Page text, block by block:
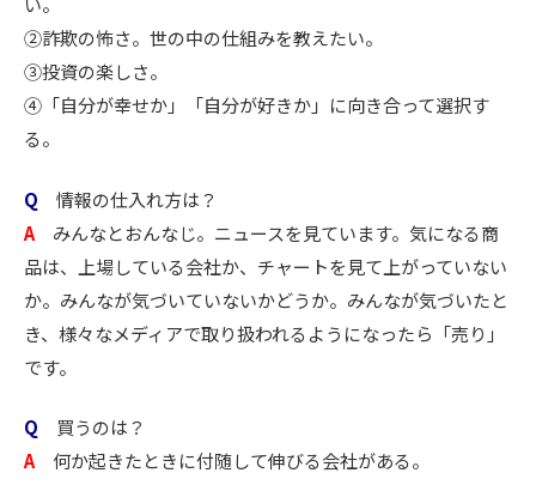
②詐欺の怖さ。世の中の仕組みを教えたい。
③投資の楽しさ。
④「自分が幸せか」「自分が好きか」に向き合って選択す
る。
Q 情報の仕入れ方は？
A
みんなとおんなじ。ニュースを見ています。気になる商
品は、上場している会社か、チャートを見て上がっていない
か。みんなが気づいていないかどうか。みんなが気づいたと
き、様々なメディアで取り扱われるようになったら「売り」
です。
Q 買うのは？
A
何か起きたときに付随して伸びる会社がある。